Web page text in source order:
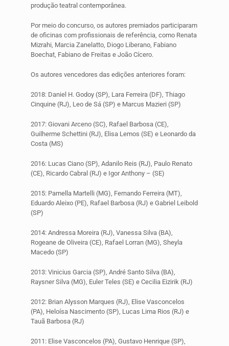
produção teatral contemporânea.
Por meio do concurso, os autores premiados participaram
de oficinas com profissionais de referência, como Renata
Mizrahi, Marcia Zanelatto, Diogo Liberano, Fabiano
Boechat, Fabiano de Freitas e João Cícero.
Os autores vencedores das edições anteriores foram:
2018: Daniel H. Godoy (SP), Lara Ferreira (DF), Thiago
Cinquine (RJ), Leo de Sá (SP) e Marcus Mazieri (SP)
2017: Giovani Arceno (SC), Rafael Barbosa (CE),
Guilherme Schettini (RJ), Elisa Lemos (SE) e Leonardo da
Costa (MS)
2016: Lucas Ciano (SP), Adanilo Reis (RJ), Paulo Renato
(CE), Ricardo Cabral (RJ) e Igor Anthony – (SE)
2015: Pamella Martelli (MG), Fernando Ferreira (MT),
Eduardo Aleixo (PE), Rafael Barbosa (RJ) e Gabriel Leibold
(SP)
2014: Andressa Moreira (RJ), Vanessa Silva (BA),
Rogeane de Oliveira (CE), Rafael Lorran (MG), Sheyla
Macedo (SP)
2013: Vinicius Garcia (SP), André Santo Silva (BA),
Raysner Silva (MG), Euler Teles (SE) e Cecilia Eizirik (RJ)
2012: Brian Alysson Marques (RJ), Elise Vasconcelos
(PA), Heloísa Nascimento (SP), Lucas Lima Rios (RJ) e
Tauã Barbosa (RJ)
2011: Elise Vasconcelos (PA), Gustavo Henrique (SP),